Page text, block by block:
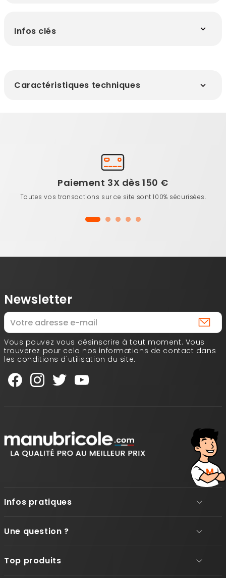
Infos clés
Caractéristiques techniques
Paiement 3X dès 150 €
Toutes vos transactions sur ce site sont 100% sécurisées.
Newsletter
Vous pouvez vous désinscrire à tout moment. Vous
trouverez pour cela nos informations de contact dans
les conditions d'utilisation du site.
Infos pratiques
Une question ?
Top produits